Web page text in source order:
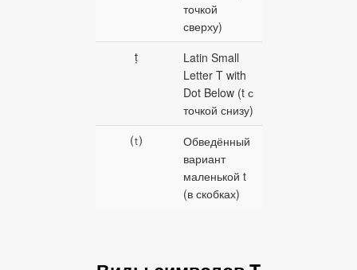
точкой
сверху)
ṭ
Latin Small
Letter T with
Dot Below (t с
точкой снизу)
⒯
Обведённый
вариант
маленькой t
(в скобках)